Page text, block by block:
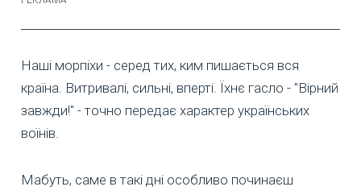
Наші морпіхи - серед тих, ким пишається вся
країна. Витривалі, сильні, вперті. Їхнє гасло - "Вірний
завжди!" - точно передає характер українських
воїнів.
Мабуть, саме в такі дні особливо починаєш